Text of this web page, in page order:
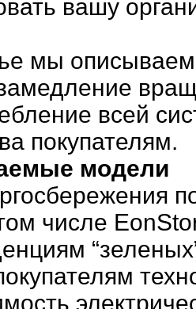
вашу
мы
всей
покупателям.
модели
числе